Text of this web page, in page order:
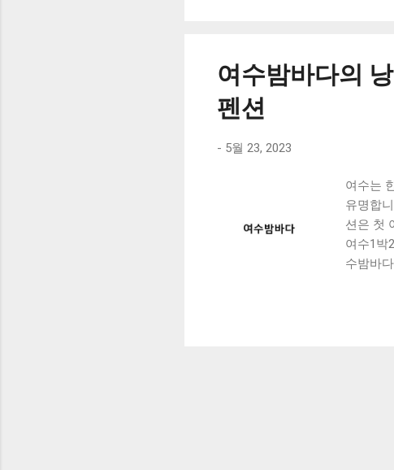
여수밤바다의
펜션
- 5월 23, 2023
여수는
유명합
션은 첫
여수1박
수밤바
바다와
스에서
며져